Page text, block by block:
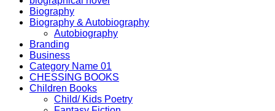
Biography
Biography & Autobiography
Autobiography
Branding
Business
Category Name 01
CHESSING BOOKS
Children Books
Child/ Kids Poetry